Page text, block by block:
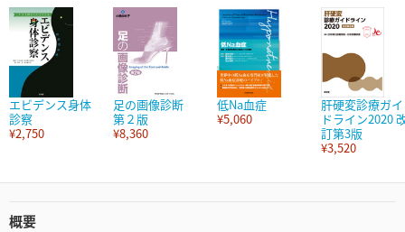
エビデンス身体
診察
¥2,750
足の画像診断
第２版
¥8,360
低Na血症
¥5,060
肝硬変診療ガイ
ドライン2020
訂第3版
¥3,520
概要